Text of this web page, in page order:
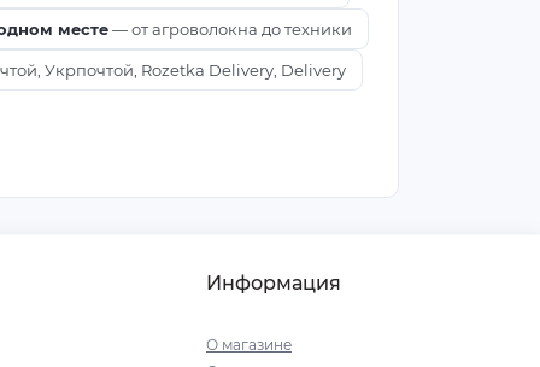
месте— от агроволокна до техники
Укрпочтой, Rozetka Delivery, Delivery
Информация
О магазине